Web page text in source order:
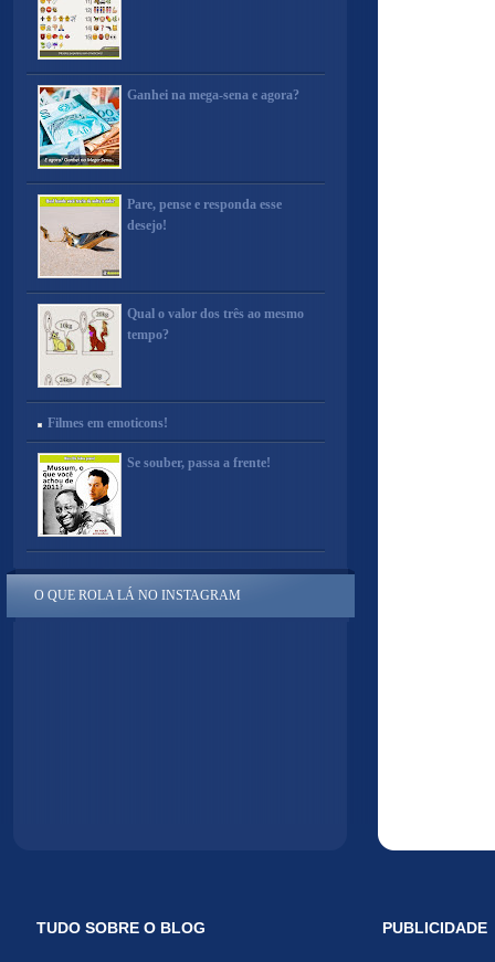
Ganhei na mega-sena e agora?
Pare, pense e responda esse
desejo!
Qual o valor dos três ao mesmo
tempo?
Filmes em emoticons!
Se souber, passa a frente!
O QUE ROLA LÁ NO INSTAGRAM
TUDO SOBRE O BLOG PUBLICIDADE